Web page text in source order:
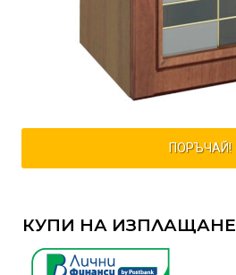
ПОРЪЧАЙ!
КУПИ НА ИЗПЛАЩАНЕ